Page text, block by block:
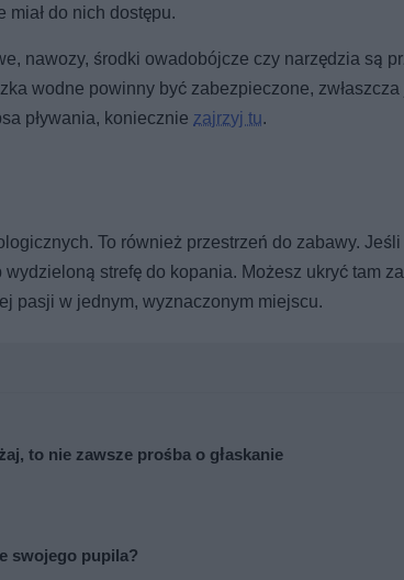
do nich dostępu.
nawozy, środki owadobójcze czy narzędzia są
wodne powinny być zabezpieczone,
pływania, koniecznie zajrzyj tu.
To również przestrzeń do zabawy.
strefę do kopania. Możesz ukryć tam
pasji w jednym, wyznaczonym miejscu.
to nie zawsze prośba o głaskanie
swojego pupila?